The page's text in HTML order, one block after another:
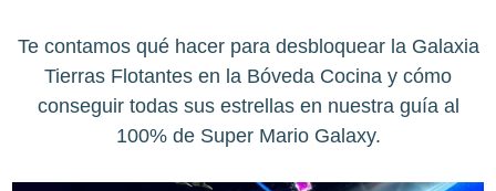
Te contamos qué hacer para desbloquear la Galaxia
Tierras Flotantes en la Bóveda Cocina y cómo
conseguir todas sus estrellas en nuestra guía al
100% de Super Mario Galaxy.